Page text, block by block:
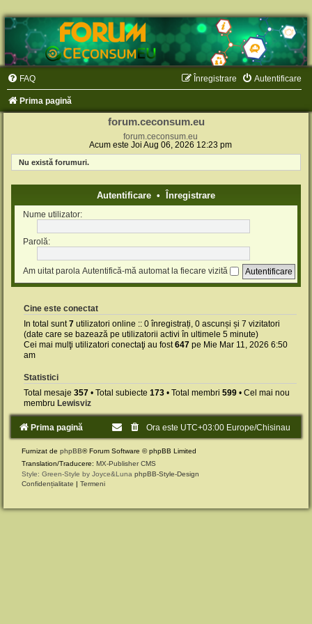
FAQ Autentificare
Înregistrare
Prima pagină
forum.ceconsum.eu
forum.ceconsum.eu
Acum este Joi Aug 06, 2026 12:23 pm
Nu există forumuri.
Autentificare • Înregistrare
Nume utilizator:
Parolă:
Am uitat parola Autentifică-mă automat la fiecare vizită
Cine este conectat
In total sunt7 utilizatori online :: 0 înregistrați, 0 ascunși și 7 vizitatori
(date care se bazează pe utilizatorii activi în ultimele 5 minute)
Cei mai mulţi utilizatori conectaţi au fost647 pe Mie Mar 11, 2026 6:50
am
Statistici
Total mesaje 357 • Total subiecte 173 • Total membri 599 • Cel mai nou
membru Lewisviz
Prima pagină Ora este UTC+03:00 Europe/Chisinau
Furnizat de phpBB® Forum Software © phpBB Limited
Translation/Traducere: MX-Publisher CMS
Style: Green-Style by Joyce&Luna phpBB-Style-Design
Confidențialitate | Termeni